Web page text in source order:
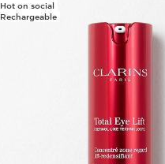
Hot on social
Rechargeable